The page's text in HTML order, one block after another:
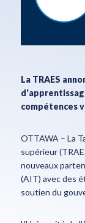
La TRAES
compétences
OTTAWA – La
supérieur
nouveaux
(AIT) avec des
soutien du